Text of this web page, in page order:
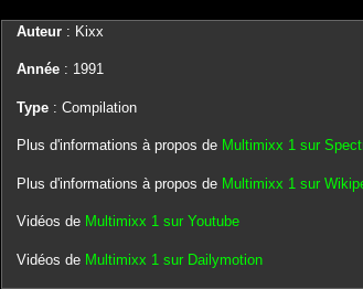
Auteur: Kixx
Année: 1991
Type: Compilation
Plus d'informations à propos de Multimixx 1 sur
Plus d'informations à propos de Multimixx 1 sur
Vidéos de Multimixx 1 sur Youtube
Vidéos de Multimixx 1 sur Dailymotion